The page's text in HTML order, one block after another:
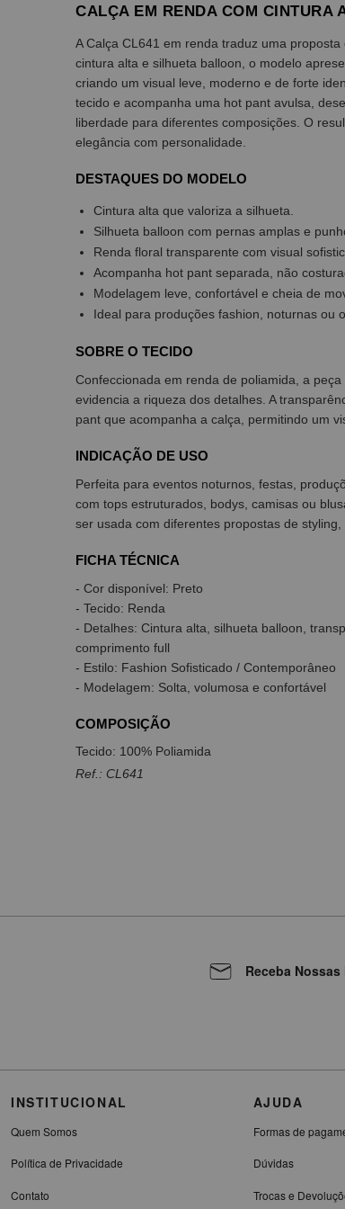
CALÇA EM RENDA COM CINTURA
A Calça CL641 em renda traduz uma
cintura alta e silhueta balloon, o modelo
criando um visual leve, moderno e de forte
tecido e acompanha uma hot pant avulsa,
liberdade para diferentes composições. O
elegância com personalidade.
DESTAQUES DO MODELO
Cintura alta que valoriza a silhueta.
Silhueta balloon com pernas amplas e
Renda floral transparente com visual
Acompanha hot pant separada, não
Modelagem leve, confortável e cheia de
Ideal para produções fashion, noturnas ou
SOBRE O TECIDO
Confeccionada em renda de poliamida, a
evidencia a riqueza dos detalhes. A
pant que acompanha a calça, permitindo um
INDICAÇÃO DE USO
Perfeita para eventos noturnos, festas,
com tops estruturados, bodys, camisas ou
ser usada com diferentes propostas de
FICHA TÉCNICA
- Cor disponível: Preto
- Tecido: Renda
- Detalhes: Cintura alta, silhueta balloon,
comprimento full
- Estilo: Fashion Sofisticado / Contemporâneo
- Modelagem: Solta, volumosa e confortável
COMPOSIÇÃO
Tecido: 100% Poliamida
Ref.: CL641
Receba
INSTITUCIONAL
Quem Somos
Política de Privacidade
Contato
AJUDA
Formas de
Dúvidas
Trocas e